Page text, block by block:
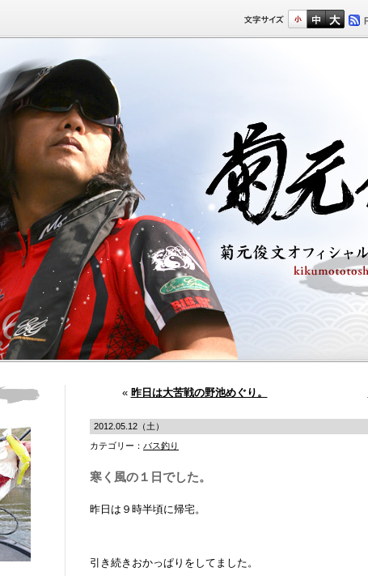
« 昨日は大苦戦の野池めぐり。
2012.05.12（土）
カテゴリー： バス釣り
寒く風の１日でした。
昨日は９時半頃に帰宅。
引き続きおかっぱりをしてました。